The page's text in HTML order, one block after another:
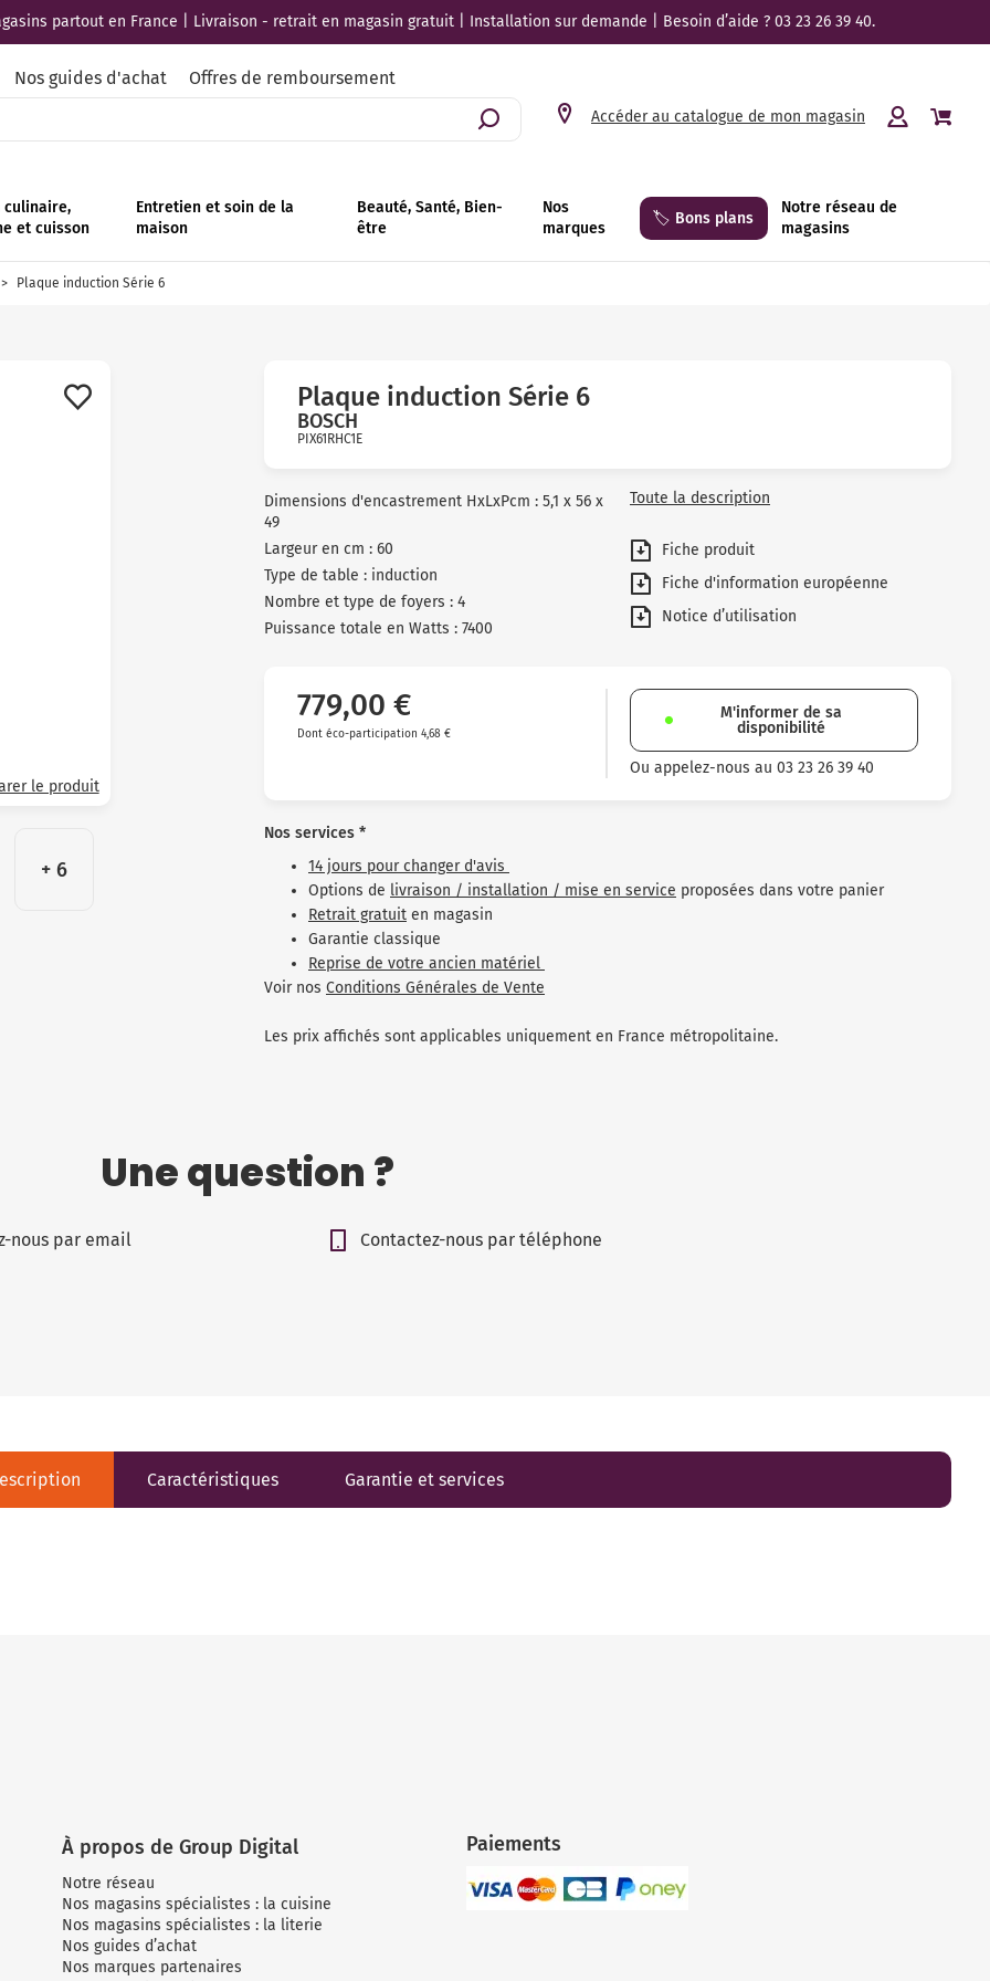
partout en France | Livraison - retrait en magasin gratuit | Installation sur demande | Besoin d’aide ? 03 23 26 39 40.
Nos guides d'achat Offres de remboursement
Accéder au catalogue de mon magasin
culinaire,
et cuisson
Entretien et soin de la
maison
Beauté, Santé, Bien-
être
Nos
marques
🏷️ Bons plans
Notre réseau de
magasins
Plaque induction Série 6
+ 6
le produit
Plaque induction Série 6
BOSCH
PIX61RHC1E
Dimensions d'encastrement HxLxPcm : 5,1 x 56 x
49
Largeur en cm : 60
Type de table : induction
Nombre et type de foyers : 4
Puissance totale en Watts : 7400
Toute la description
Fiche produit
Fiche d'information européenne
Notice d’utilisation
779,00 €
Dont éco-participation 4,68 €
M'informer de sa
disponibilité
Ou appelez-nous au 03 23 26 39 40
Nos services *
14 jours pour changer d'avis
Options de livraison / installation / mise en service proposées dans votre panier
Retrait gratuit en magasin
Garantie classique
Reprise de votre ancien matériel
Voir nos Conditions Générales de Vente
Les prix affichés sont applicables uniquement en France métropolitaine.
Une question ?
nous par email Contactez-nous par téléphone
Caractéristiques Garantie et services
À propos de Group Digital
Notre réseau
Nos magasins spécialistes : la cuisine
Nos magasins spécialistes : la literie
Nos guides d’achat
Nos marques partenaires
Paiements